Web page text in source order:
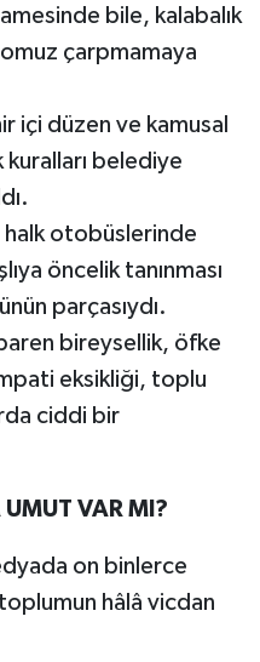
bile, kalabalık
çarpmamaya
içi düzen ve kamusal
kuralları belediye
halk otobüslerinde
öncelik tanınması
parçasıydı.
bireysellik, öfke
eksikliği, toplu
ciddi bir
VAR MI?
on binlerce
hâlâ vicdan